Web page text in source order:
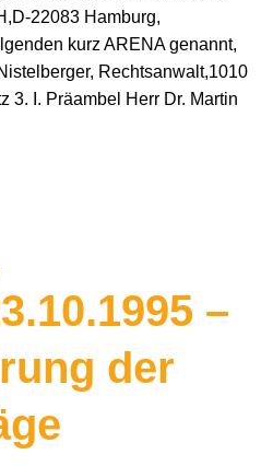
22083 Hamburg,
kurz ARENA genannt,
Rechtsanwalt,1010
3. I. Präambel Herr Dr. Martin
–
der